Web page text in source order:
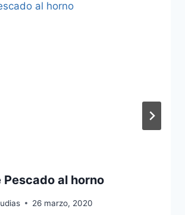
Pescado al horno
26 marzo, 2020